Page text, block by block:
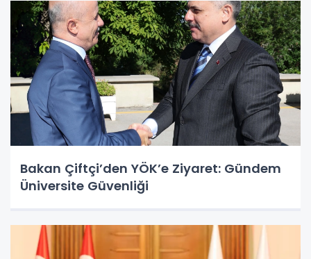
Bakan Çiftçi’den YÖK’e Ziyaret: Gündem
Üniversite Güvenliği